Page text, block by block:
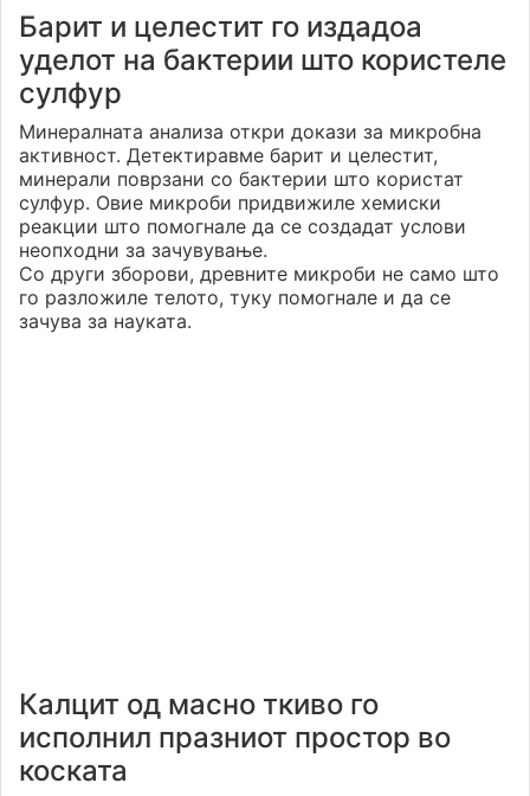
Барит и целестит го издадоа
уделот на бактерии што користеле
сулфур
Минералната анализа откри докази за микробна
активност. Детектиравме барит и целестит,
минерали поврзани со бактерии што користат
сулфур. Овие микроби придвижиле хемиски
реакции што помогнале да се создадат услови
неопходни за зачувување.
Со други зборови, древните микроби не само што
го разложиле телото, туку помогнале и да се
зачува за науката.
Калцит од масно ткиво го
исполнил празниот простор во
коската